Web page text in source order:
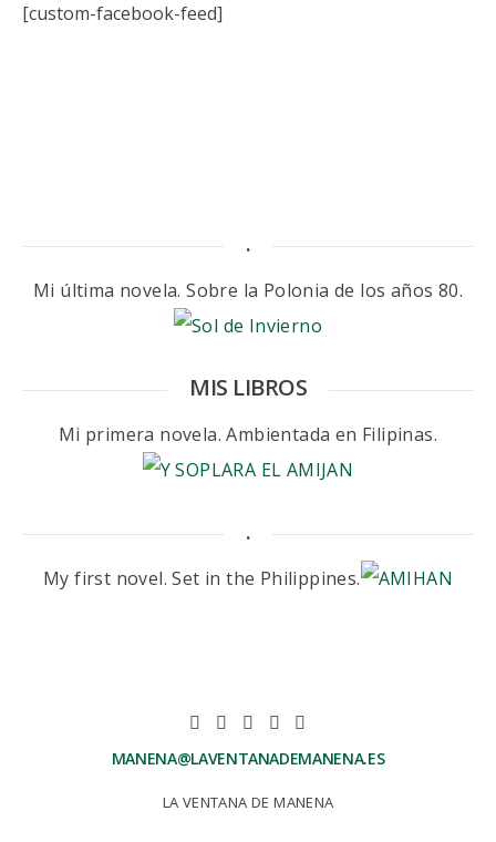
[custom-facebook-feed]
.
Mi última novela. Sobre la Polonia de los años 80.
MIS LIBROS
Mi primera novela. Ambientada en Filipinas.
.
My first novel. Set in the Philippines.
MANENA@LAVENTANADEMANENA.ES
LA VENTANA DE MANENA